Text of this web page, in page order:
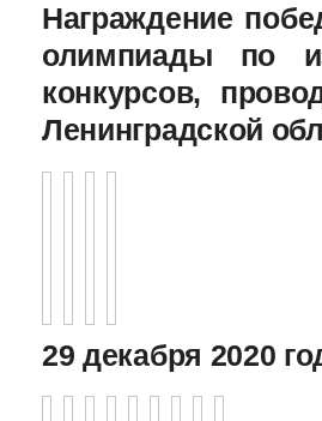
Награждение
олимпиады по
конкурсов,
Ленинградской
29 декабря 2020